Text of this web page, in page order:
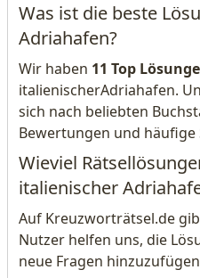
Was ist die beste
Adriahafen?
Wir haben 11 Top
italienischerAdriahafen.
sich nach beliebten
Bewertungen und häufige
Wieviel
italienischer
Auf Kreuzworträtsel.de
Nutzer helfen uns, die
neue Fragen